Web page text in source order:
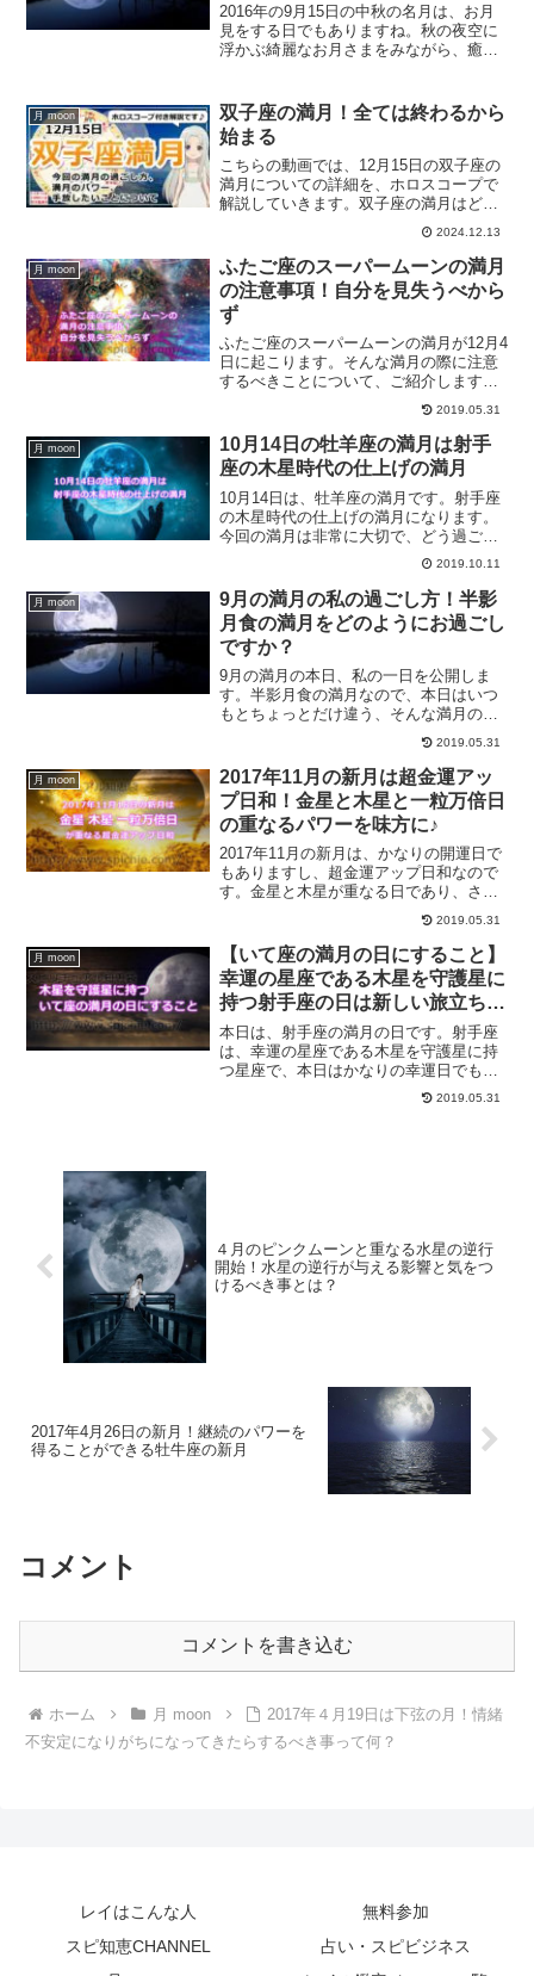
2016年の9月15日の中秋の名月は、お月
見をする日でもありますね。秋の夜空に
浮かぶ綺麗なお月さまをみながら、癒し
方は、自分と向き合い癒しの時間を作る
べき日でもあります。
月 moon
双子座の満月！全ては終わるから
始まる
こちらの動画では、12月15日の双子座の
満月についての詳細を、ホロスコープで
解説していきます。双子座の満月はどん
なパワーを持つ満月でしょうか？2024.12.13
月 moon
ふたご座のスーパームーンの満月
の注意事項！自分を見失うべから
ず
ふたご座のスーパームーンの満月が12月4
日に起こります。そんな満月の際に注意
するべきことについて、ご紹介します。
海王星の悪い影響を受けないために、何
をすればいいのでしょうか？素敵な満月
を迎えるためのお作法です。
2019.05.31
月 moon
10月14日の牡羊座の満月は射手
座の木星時代の仕上げの満月
10月14日は、牡羊座の満月です。射手座
の木星時代の仕上げの満月になります。
今回の満月は非常に大切で、どう過ごす
か？で2020年をどう迎えられるか変わっ
てきます。牡羊座の満月のホロスコープ
を交えた詳細を過ごし方をご紹介しま
す。
2019.10.11
月 moon
9月の満月の私の過ごし方！半影
月食の満月をどのようにお過ごし
ですか？
9月の満月の本日、私の一日を公開しま
す。半影月食の満月なので、本日はいつ
もとちょっとだけ違う、そんな満月の一
日を過ごしています。せっかくの今年最
後の半影月食の満月の日なので、素敵な
一日をお過ごしください。
2019.05.31
月 moon
2017年11月の新月は超金運アッ
プ日和！金星と木星と一粒万倍日
の重なるパワーを味方に♪
2017年11月の新月は、かなりの開運日で
もありますし、超金運アップ日和なので
す。金星と木星が重なる日であり、さら
に新月、そして一粒万倍日まで重なる日
だからです。超金運アップ日和にすると
良いことについてご紹介します。
2019.05.31
月 moon
【いて座の満月の日にすること】
幸運の星座である木星を守護星に
持つ射手座の日は新しい旅立ちの
日
本日は、射手座の満月の日です。射手座
は、幸運の星座である木星を守護星に持
つ星座で、本日はかなりの幸運日でもあ
ります。悩みを抱えてるという方は、こ
の日に行動を起こすことで抜け出すこと
2019.05.31
４月のピンクムーンと重なる水星の逆行
開始！水星の逆行が与える影響と気をつ
けるべき事とは？
2017年4月26日の新月！継続のパワーを
得ることができる牡牛座の新月
コメント
コメントを書き込む
ホーム 月 moon
2017年４月19日は下弦の月！情緒
不安定になりがちになってきたらするべき事って何？
レイはこんな人
無料参加
スピ知恵CHANNEL
占い・スピビジネス